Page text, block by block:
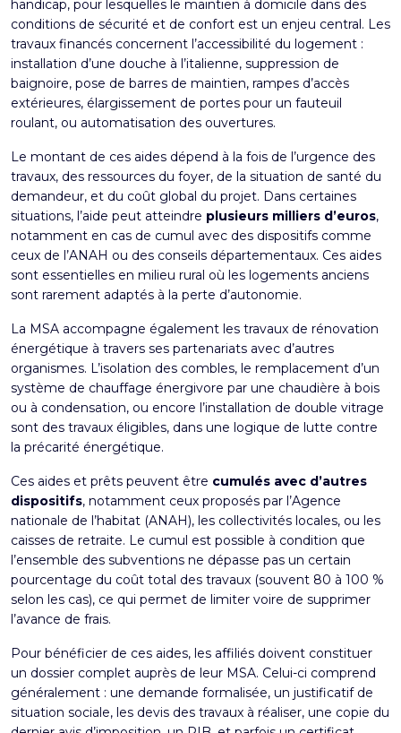
handicap, pour lesquelles le maintien à domicile dans des
conditions de sécurité et de confort est un enjeu central. Les
travaux financés concernent l’accessibilité du logement :
installation d’une douche à l’italienne, suppression de
baignoire, pose de barres de maintien, rampes d’accès
extérieures, élargissement de portes pour un fauteuil
roulant, ou automatisation des ouvertures.
Le montant de ces aides dépend à la fois de l’urgence des
travaux, des ressources du foyer, de la situation de santé du
demandeur, et du coût global du projet. Dans certaines
situations, l’aide peut atteindre plusieurs milliers d’euros,
notamment en cas de cumul avec des dispositifs comme
ceux de l’ANAH ou des conseils départementaux. Ces aides
sont essentielles en milieu rural où les logements anciens
sont rarement adaptés à la perte d’autonomie.
La MSA accompagne également les travaux de rénovation
énergétique à travers ses partenariats avec d’autres
organismes. L’isolation des combles, le remplacement d’un
système de chauffage énergivore par une chaudière à bois
ou à condensation, ou encore l’installation de double vitrage
sont des travaux éligibles, dans une logique de lutte contre
la précarité énergétique.
Ces aides et prêts peuvent être cumulés avec d’autres
dispositifs, notamment ceux proposés par l’Agence
nationale de l’habitat (ANAH), les collectivités locales, ou les
caisses de retraite. Le cumul est possible à condition que
l’ensemble des subventions ne dépasse pas un certain
pourcentage du coût total des travaux (souvent 80 à 100 %
selon les cas), ce qui permet de limiter voire de supprimer
l’avance de frais.
Pour bénéficier de ces aides, les affiliés doivent constituer
un dossier complet auprès de leur MSA. Celui-ci comprend
généralement : une demande formalisée, un justificatif de
situation sociale, les devis des travaux à réaliser, une copie du